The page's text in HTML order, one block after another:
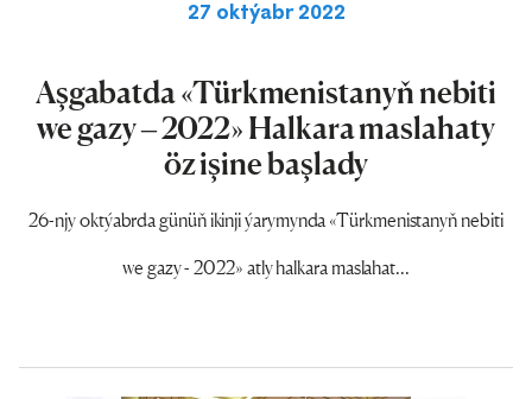
27 oktýabr 2022
Aşgabatda «Türkmenistanyň nebiti
we gazy – 2022» Halkara maslahaty
öz işine başlady
26-njy oktýabrda günüň ikinji ýarymynda «Türkmenistanyň nebiti
we gazy - 2022» atly halkara maslahat...